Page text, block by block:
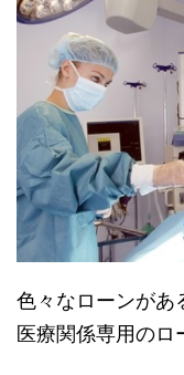
色々なローンがあ
医療関係専用のロ